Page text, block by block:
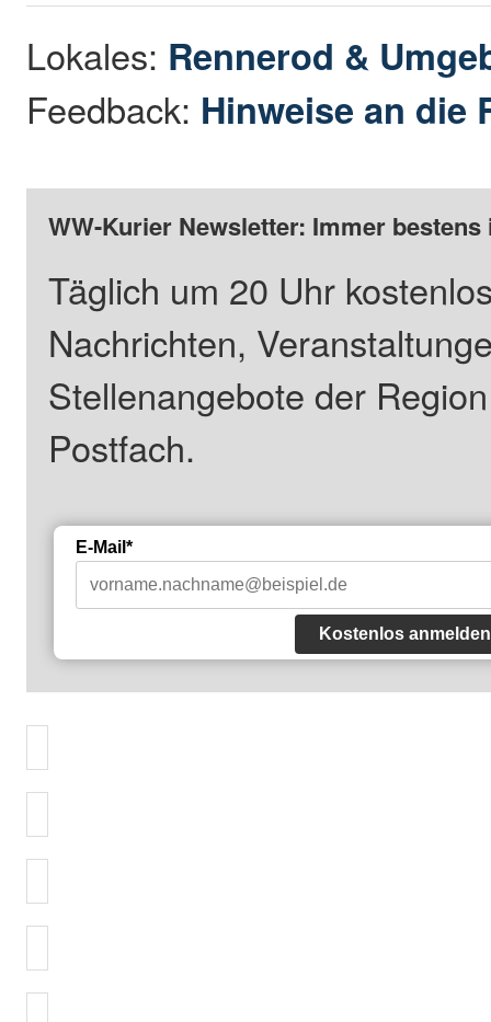
Lokales: Rennerod &
Feedback: Hinweise an die
WW-Kurier Newsletter: Immer
Täglich um 20 Uhr
Nachrichten,
Stellenangebote der
Postfach.
E-Mail*
Kostenlos anmelden